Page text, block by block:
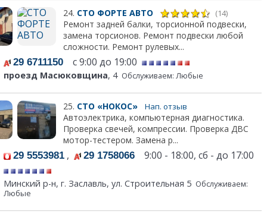
24. СТО ФОРТЕ АВТО (14)
Ремонт задней балки, торсионной подвески,
замена торсионов. Ремонт подвески любой
сложности. Ремонт рулевых...
29 6711150 с 9:00 до 19:00
проезд Масюковщина, 4 Обслуживаем: Любые
25. СТО «НОКОС» Нап. отзыв
Автоэлектрика, компьютерная диагностика.
Проверка свечей, компрессии. Проверка ДВС
мотор-тестером. Замена р...
29 5553981 , 29 1758066 9:00 - 18:00, сб - до 17:00
Минский р-н, г. Заславль, ул. Строительная 5 Обслуживаем:
Любые